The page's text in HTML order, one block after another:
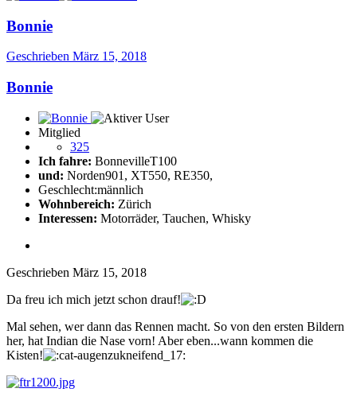
Bonnie
Geschrieben März 15, 2018
Bonnie
Mitglied
325
Ich fahre: BonnevilleT100
und: Norden901, XT550, RE350,
Geschlecht:männlich
Wohnbereich: Zürich
Interessen: Motorräder, Tauchen, Whisky
Geschrieben März 15, 2018
Da freu ich mich jetzt schon drauf!
Mal sehen, wer dann das Rennen macht. So von den ersten Bildern
her, hat Indian die Nase vorn! Aber eben...wann kommen die
Kisten!